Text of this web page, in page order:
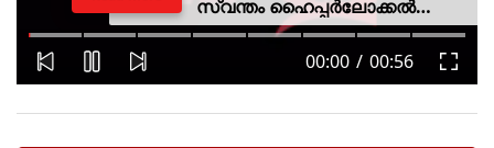
Klique.com; കേരളത്തിന് ഇനി
സിവിക് പ്ലാറ്റ്‌ഫോം
Read more